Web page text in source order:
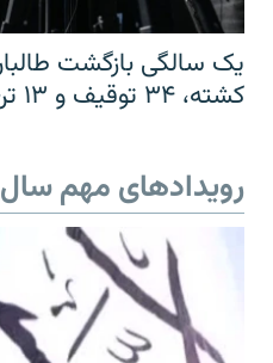
کشته، ۳۴ توقیف و ۱۳ تن لت‌وکوب شده‌اند
رویدادهای مهم سال